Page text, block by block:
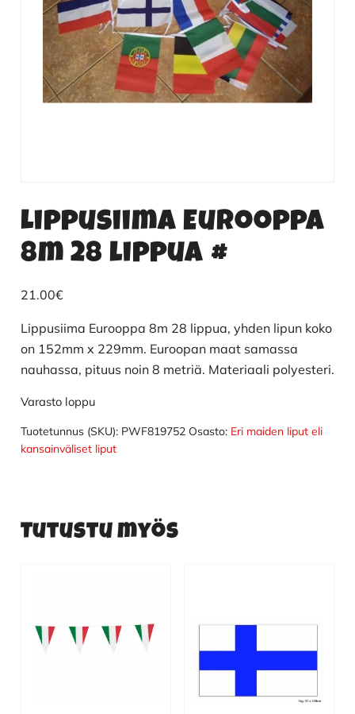
Lippusiima Eurooppa
8m 28 lippua #
21.00€
Lippusiima Eurooppa 8m 28 lippua, yhden lipun koko
on 152mm x 229mm. Euroopan maat samassa
nauhassa, pituus noin 8 metriä. Materiaali polyesteri.
Varasto loppu
Tuotetunnus (SKU): PWF819752 Osasto: Eri maiden liput eli
kansainväliset liput
Tutustu myös